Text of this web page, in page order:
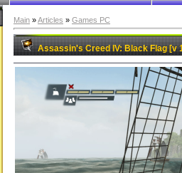
Main »Articles » Games PC
Assassin's Creed IV: Black Flag [v